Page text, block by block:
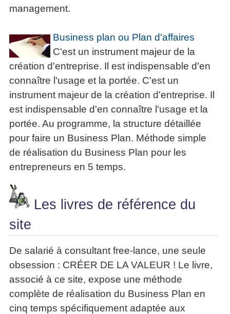
management.
Business plan ou Plan d'affaires
C'est un instrument majeur de la
création d'entreprise. Il est indispensable d'en
connaître l'usage et la portée. C'est un
instrument majeur de la création d'entreprise. Il
est indispensable d'en connaître l'usage et la
portée. Au programme, la structure détaillée
pour faire un Business Plan. Méthode simple
de réalisation du Business Plan pour les
entrepreneurs en 5 temps.
Les livres de référence du
site
De salarié à consultant free-lance, une seule
obsession : CRÉER DE LA VALEUR ! Le livre,
associé à ce site, expose une méthode
complète de réalisation du Business Plan en
cinq temps spécifiquement adaptée aux